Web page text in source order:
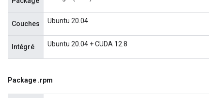
Couches Ubuntu 20.04
Intégré Ubuntu 20.04 + CUDA 12.8
Package .rpm